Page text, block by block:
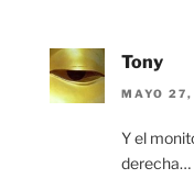
Tony
MAYO
Y el
derecha…